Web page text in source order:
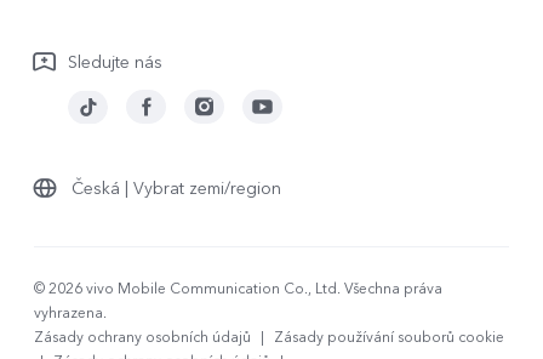
Sledujte nás
Česká | Vybrat zemi/region
© 2026 vivo Mobile Communication Co., Ltd. Všechna práva
vyhrazena.
Zásady ochrany osobních údajů
|
Zásady používání souborů cookie